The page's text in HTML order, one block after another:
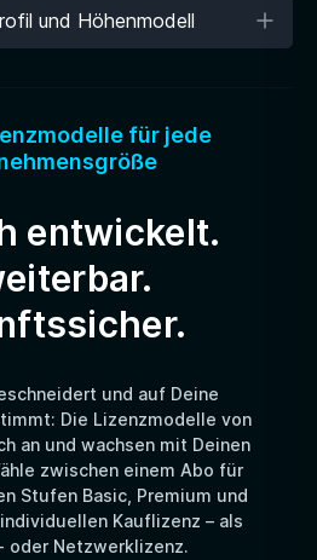
und Höhenmodell
für jede
entwickelt.
und auf Deine
Die Lizenzmodelle von
an und wachsen mit Deinen
zwischen einem Abo für
Stufen Basic, Premium und
Kauflizenz – als
oder Netzwerklizenz.